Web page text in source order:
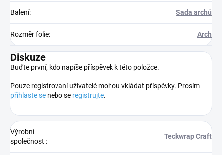
Balení: Sada archů
Rozměr folie: Arch
Diskuze
Buďte první, kdo napíše příspěvek k této položce.
Pouze registrovaní uživatelé mohou vkládat příspěvky. Prosím
přihlaste se nebo se registrujte.
Výrobní
společnost :
Teckwrap Craft